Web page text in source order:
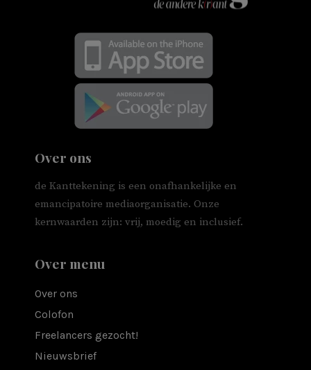
Over ons
de Kanttekening is een onafhankelijke en
emancipatoire mediaorganisatie. Onze
kernwaarden zijn: vrij, moedig en inclusief.
Over menu
Over ons
Colofon
Freelancers gezocht!
Nieuwsbrief